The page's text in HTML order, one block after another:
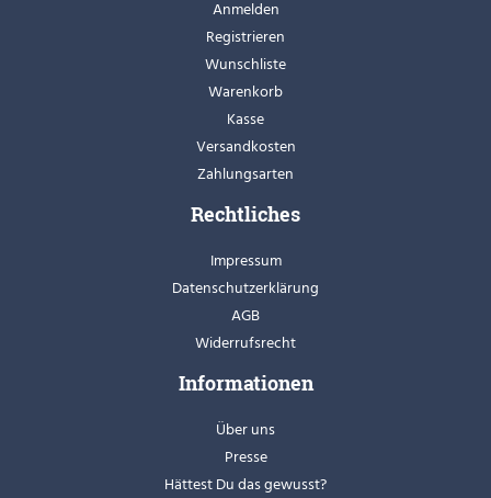
Anmelden
Registrieren
Wunschliste
Warenkorb
Kasse
Versandkosten
Zahlungsarten
Rechtliches
Impressum
Datenschutzerklärung
AGB
Widerrufsrecht
Informationen
Über uns
Presse
Hättest Du das gewusst?